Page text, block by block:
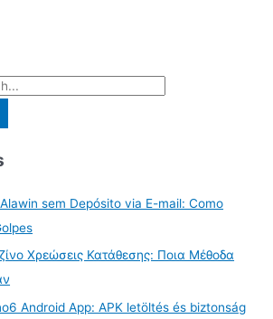
sem Depósito via E-mail: Como
Χρεώσεις Κατάθεσης: Ποια Μέθοδα
Android App: APK letöltés és biztonság